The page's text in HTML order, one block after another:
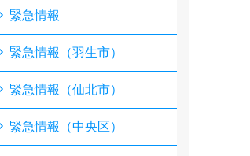
緊急情報
緊急情報（羽生市）
緊急情報（仙北市）
緊急情報（中央区）